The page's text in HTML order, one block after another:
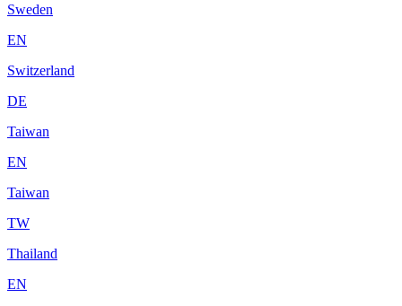
Sweden
EN
Switzerland
DE
Taiwan
EN
Taiwan
TW
Thailand
EN